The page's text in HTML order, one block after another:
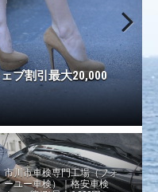
ブ割引最大20,000
ェブ割引最大
｜格安車検 ウェブ
検実績4000台以
格安車検 車検実績
Next
市川市車検専門工場（フォ
ーユー車検）｜格安車検